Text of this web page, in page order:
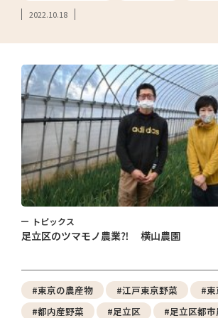
2022.10.18
トピックス
足立区のツマモノ農業⁈ 横山農園
#東京の農産物 #江戸東京野菜
#
#都内産野菜
#足立区 #足立区都